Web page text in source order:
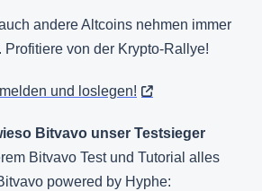
andere Altcoins nehmen immer
Profitiere von der Krypto-Rallye!
und loslegen!
Bitvavo unser Testsieger
Bitvavo Test und Tutorial alles
powered by Hyphe: